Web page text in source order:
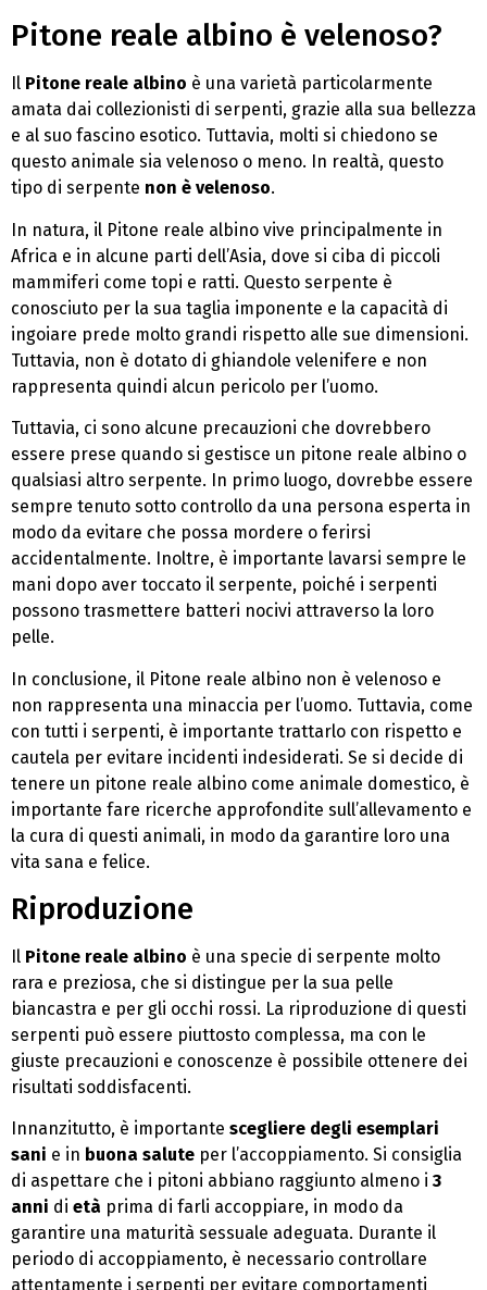
Pitone reale albino è velenoso?
Il Pitone reale albino è una varietà particolarmente
amata dai collezionisti di serpenti, grazie alla sua bellezza
e al suo fascino esotico. Tuttavia, molti si chiedono se
questo animale sia velenoso o meno. In realtà, questo
tipo di serpente non è velenoso.
In natura, il Pitone reale albino vive principalmente in
Africa e in alcune parti dell’Asia, dove si ciba di piccoli
mammiferi come topi e ratti. Questo serpente è
conosciuto per la sua taglia imponente e la capacità di
ingoiare prede molto grandi rispetto alle sue dimensioni.
Tuttavia, non è dotato di ghiandole velenifere e non
rappresenta quindi alcun pericolo per l’uomo.
Tuttavia, ci sono alcune precauzioni che dovrebbero
essere prese quando si gestisce un pitone reale albino o
qualsiasi altro serpente. In primo luogo, dovrebbe essere
sempre tenuto sotto controllo da una persona esperta in
modo da evitare che possa mordere o ferirsi
accidentalmente. Inoltre, è importante lavarsi sempre le
mani dopo aver toccato il serpente, poiché i serpenti
possono trasmettere batteri nocivi attraverso la loro
pelle.
In conclusione, il Pitone reale albino non è velenoso e
non rappresenta una minaccia per l’uomo. Tuttavia, come
con tutti i serpenti, è importante trattarlo con rispetto e
cautela per evitare incidenti indesiderati. Se si decide di
tenere un pitone reale albino come animale domestico, è
importante fare ricerche approfondite sull’allevamento e
la cura di questi animali, in modo da garantire loro una
vita sana e felice.
Riproduzione
Il Pitone reale albino è una specie di serpente molto
rara e preziosa, che si distingue per la sua pelle
biancastra e per gli occhi rossi. La riproduzione di questi
serpenti può essere piuttosto complessa, ma con le
giuste precauzioni e conoscenze è possibile ottenere dei
risultati soddisfacenti.
Innanzitutto, è importante scegliere degli esemplari
sani e in buona salute per l’accoppiamento. Si consiglia
di aspettare che i pitoni abbiano raggiunto almeno i 3
anni di età prima di farli accoppiare, in modo da
garantire una maturità sessuale adeguata. Durante il
periodo di accoppiamento, è necessario controllare
attentamente i serpenti per evitare comportamenti